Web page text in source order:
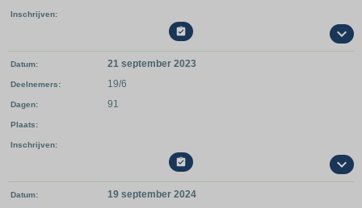
Inschrijven

Datum 21 september 2023
Deelnemers 19/6
Dagen 91
Plaats
Inschrijven

Datum 19 september 2024